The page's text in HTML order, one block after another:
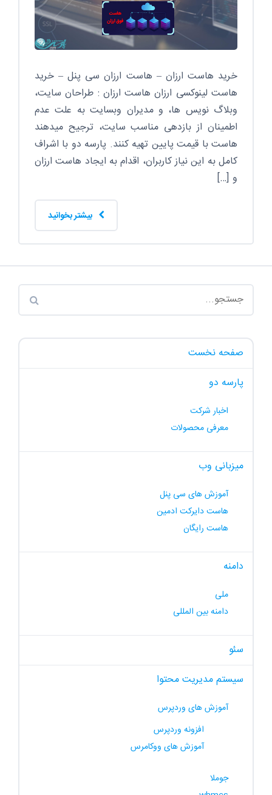
خرید هاست ارزان – هاست ارزان سی پنل – خرید
هاست لینوکسی ارزان هاست ارزان : طراحان سایت،
وبلاگ نویس ها، و مدیران وبسایت به علت عدم
اطمینان از بازدهی مناسب سایت، ترجیح میدهند
هاست با قیمت پایین تهیه کنند. پارسه دو با اشراف
کامل به این نیاز کاربران، اقدام به ایجاد هاست ارزان
و […]
صفحه نخست
پارسه دو
اخبار شرکت
معرفی محصولات
میزبانی وب
آموزش های سی پنل
هاست دایرکت ادمین
هاست رایگان
دامنه
ملی
دامنه بین المللی
سئو
سیستم مدیریت محتوا
آموزش های وردپرس
افزونه وردپرس
آموزش های ووکامرس
جوملا